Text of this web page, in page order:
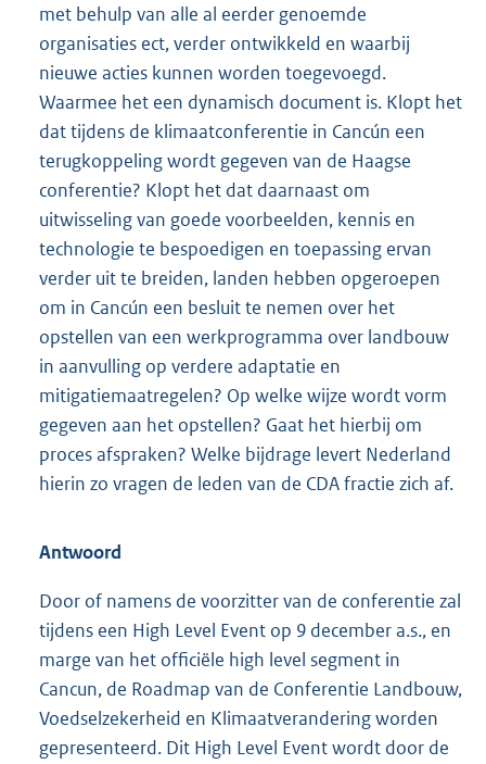
met behulp van alle al eerder genoemde
organisaties ect, verder ontwikkeld en waarbij
nieuwe acties kunnen worden toegevoegd.
Waarmee het een dynamisch document is. Klopt het
dat tijdens de klimaatconferentie in Cancún een
terugkoppeling wordt gegeven van de Haagse
conferentie? Klopt het dat daarnaast om
uitwisseling van goede voorbeelden, kennis en
technologie te bespoedigen en toepassing ervan
verder uit te breiden, landen hebben opgeroepen
om in Cancún een besluit te nemen over het
opstellen van een werkprogramma over landbouw
in aanvulling op verdere adaptatie en
mitigatiemaatregelen? Op welke wijze wordt vorm
gegeven aan het opstellen? Gaat het hierbij om
proces afspraken? Welke bijdrage levert Nederland
hierin zo vragen de leden van de CDA fractie zich af.
Antwoord
Door of namens de voorzitter van de conferentie zal
tijdens een High Level Event op 9 december a.s., en
marge van het officiële high level segment in
Cancun, de Roadmap van de Conferentie Landbouw,
Voedselzekerheid en Klimaatverandering worden
gepresenteerd. Dit High Level Event wordt door de